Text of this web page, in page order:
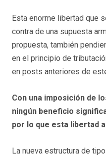
Esta enorme libertad que
contra de una supuesta
propuesta, también
en el principio de
en posts anteriores de
Con una imposición de
ningún beneficio
por lo que esta libertad
La nueva estructura de